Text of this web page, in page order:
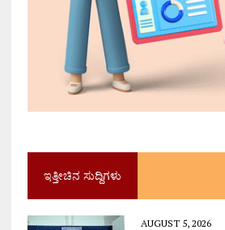
ಇತ್ತೀಚಿನ ಸುದ್ದಿಗಳು
AUGUST 5, 2026